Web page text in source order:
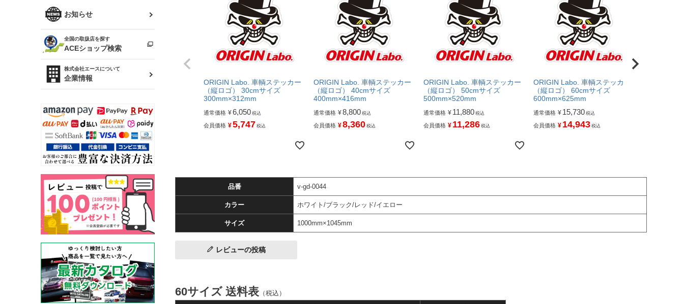
ソアラ
アルテッツァ
プロボックス
RAV4
R34 スカイライン
スカイライン
（ER34/R33/ECR33/R32）
キャラバン
ローレル
セフィーロ
ファッション小物
雑貨・ステーショナリー
ベビー用品
お知らせ
全国の取扱店を探す
ACEショップ検索
株式会社エースについて
企業情報
ORIGIN Labo. 車輌ステッカー
（縦ロゴ） 30cmサイズ
300mm×312mm
通常価格 ¥6,050 税込
会員価格 ¥5,747 税込
ORIGIN Labo. 車輌ステッカー
（縦ロゴ） 40cmサイズ
400mm×416mm
通常価格 ¥8,800 税込
会員価格 ¥8,360 税込
ORIGIN Labo. 車輌ステッカー
（縦ロゴ） 50cmサイズ
500mm×520mm
通常価格 ¥ 11,880 税込
会員価格 ¥ 11,286 税込
ORIGIN Labo. 車輌ステッカー
（縦ロゴ） 60cmサイズ
600mm×625mm
通常価格 ¥ 15,730 税込
会員価格 ¥ 14,943 税込
品番 v-gd-0044
カラー ホワイト/ブラック/レッド/イエロー
サイズ 1000mm×1045mm
レビューの投稿
60サイズ 送料表 （税込）